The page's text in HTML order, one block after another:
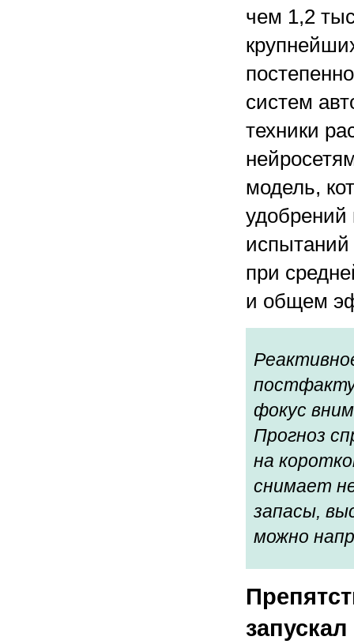
чем 1,2
систем
техники
модель,
удобрений
испытаний
при
и общем
фокус
Прогноз
на
снимает
запасы,
можно